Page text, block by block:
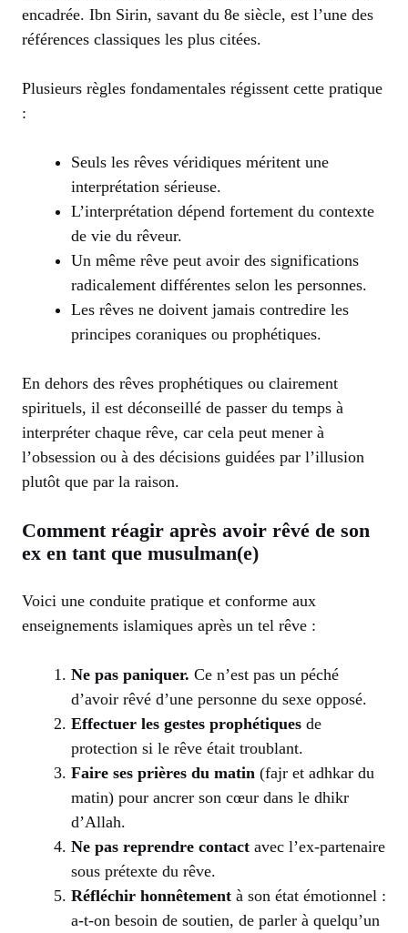
encadrée. Ibn Sirin, savant du 8e siècle, est l’une des
références classiques les plus citées.
Plusieurs règles fondamentales régissent cette pratique
:
Seuls les rêves véridiques méritent une
interprétation sérieuse.
L’interprétation dépend fortement du contexte
de vie du rêveur.
Un même rêve peut avoir des significations
radicalement différentes selon les personnes.
Les rêves ne doivent jamais contredire les
principes coraniques ou prophétiques.
En dehors des rêves prophétiques ou clairement
spirituels, il est déconseillé de passer du temps à
interpréter chaque rêve, car cela peut mener à
l’obsession ou à des décisions guidées par l’illusion
plutôt que par la raison.
Comment réagir après avoir rêvé de son
ex en tant que musulman(e)
Voici une conduite pratique et conforme aux
enseignements islamiques après un tel rêve :
Ne pas paniquer. Ce n’est pas un péché
d’avoir rêvé d’une personne du sexe opposé.
Effectuer les gestes prophétiques de
protection si le rêve était troublant.
Faire ses prières du matin (fajr et adhkar du
matin) pour ancrer son cœur dans le dhikr
d’Allah.
Ne pas reprendre contact avec l’ex-partenaire
sous prétexte du rêve.
Réfléchir honnêtement à son état émotionnel :
a-t-on besoin de soutien, de parler à quelqu’un